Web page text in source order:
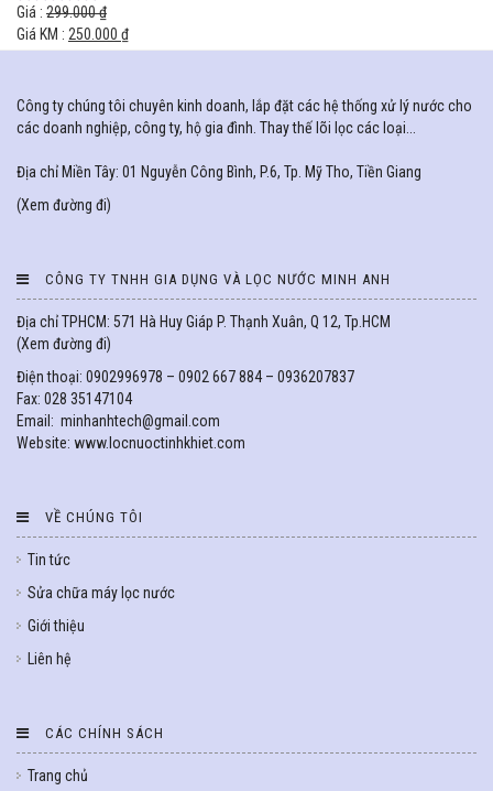
0
out
of
Giá : 299.000₫
Giá KM : 250.000 ₫
Công ty chúng tôi chuyên kinh doanh, lắp đặt các hệ thống xử lý nước cho
các doanh nghiệp, công ty, hộ gia đình. Thay thế lõi lọc các loại...
Địa chỉ Miền Tây: 01 Nguyễn Công Bình, P.6, Tp. Mỹ Tho, Tiền Giang
(Xem đường đi)
CÔNG TY TNHH GIA DỤNG VÀ LỌC NƯỚC MINH ANH
Địa chỉ TPHCM: 571 Hà Huy Giáp P. Thạnh Xuân, Q 12, Tp.HCM
(Xem đường đi)
Điện thoại: 0902996978 – 0902 667 884 – 0936207837
Fax: 028 35147104
Email: minhanhtech@gmail.com
Website: www.locnuoctinhkhiet.com
VỀ CHÚNG TÔI
Tin tức
Sửa chữa máy lọc nước
Giới thiệu
Liên hệ
CÁC CHÍNH SÁCH
Trang chủ